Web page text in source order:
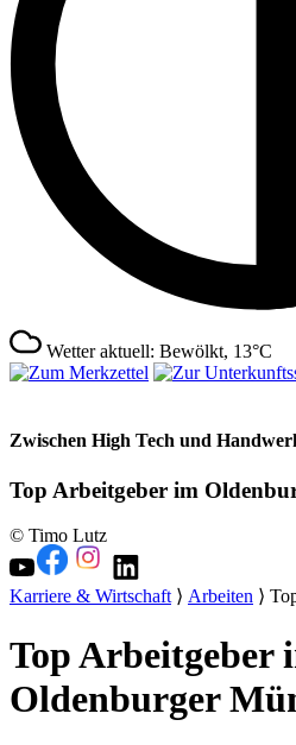
Wetter aktuell: Bewölkt, 13°C
Zwischen High Tech und
Top Arbeitgeber im
© Timo Lutz
Karriere & Wirtschaft⟩ Arbeiten ⟩
Top Arbeitgeber
Oldenburger